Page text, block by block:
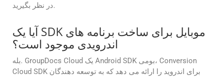
در نظر بگیرید.
آیا یک SDK موبایل برای ساخت برنامه های
اندرویدی موجود است؟
بله. GroupDocs Cloud یک Android SDK بومی، Conversion
Cloud SDK برای اندروید را ارائه می دهد که به توسعه دهندگان